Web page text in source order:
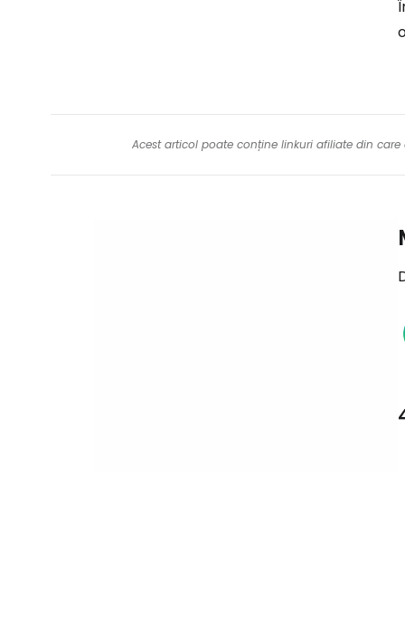
Acest articol poate conține linkuri afiliate din